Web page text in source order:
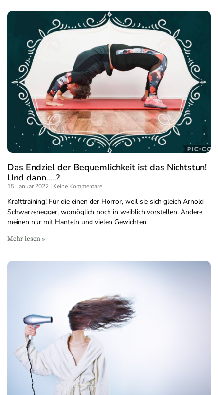
Das Endziel der Bequemlichkeit ist das Nichtstun!
Und dann…..?
15. Januar 2022 Keine Kommentare
Krafttraining! Für die einen der Horror, weil sie sich gleich Arnold
Schwarzenegger, womöglich noch in weiblich vorstellen. Andere
meinen nur mit Hanteln und vielen Gewichten
Mehr lesen »